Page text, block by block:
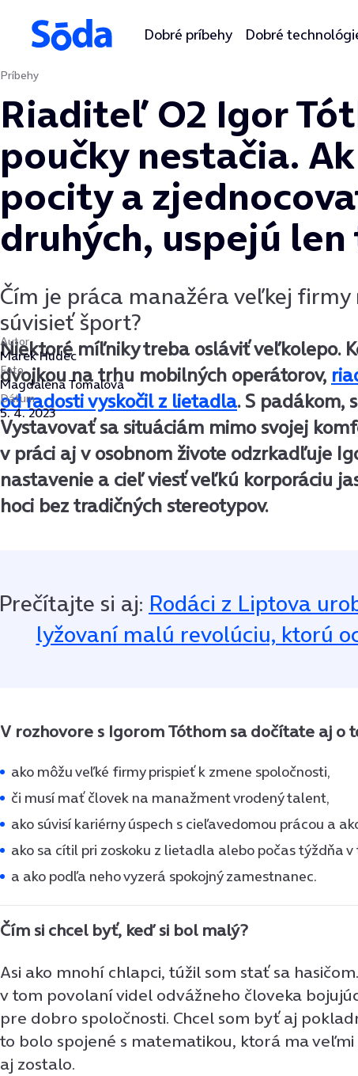
Preskočiť na obsah
Dobré príbehy Dobré
Príbehy
Riaditeľ O2 Igor
poučky nestačia.
pocity a
druhých, uspejú
Čím je práca manažéra veľkej
súvisieť šport?
Autor
Marek Hudec
Foto
Magdaléna Tomalová
Dátum
5. 4. 2023
Niektoré míľniky treba osláviť veľkolepo.
dvojkou na trhu mobilných operátorov,
od radosti vyskočil z lietadla. S padákom,
Vystavovať sa situáciám mimo svojej
v práci aj v osobnom živote odzrkadľuje
nastavenie a cieľ viesť veľkú korporáciu
hoci bez tradičných stereotypov.
si aj: Rodáci z Liptova
lyžovaní malú revolúciu, ktorú
V rozhovore s Igorom Tóthom sa dočítate aj o
ako môžu veľké firmy prispieť k zmene spoločnosti,
či musí mať človek na manažment vrodený talent,
ako súvisí kariérny úspech s cieľavedomou prácou a
ako sa cítil pri zoskoku z lietadla alebo počas týždňa v
a ako podľa neho vyzerá spokojný zamestnanec.
Čím si chcel byť, keď si bol malý?
Asi ako mnohí chlapci, túžil som stať sa
v tom povolaní videl odvážneho človeka
pre dobro spoločnosti. Chcel som byť aj
to bolo spojené s matematikou, ktorá ma veľmi
aj zostalo.